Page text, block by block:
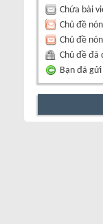
Chứa bài
Chủ đề
Chủ đề
Chủ đề đã
Bạn đã